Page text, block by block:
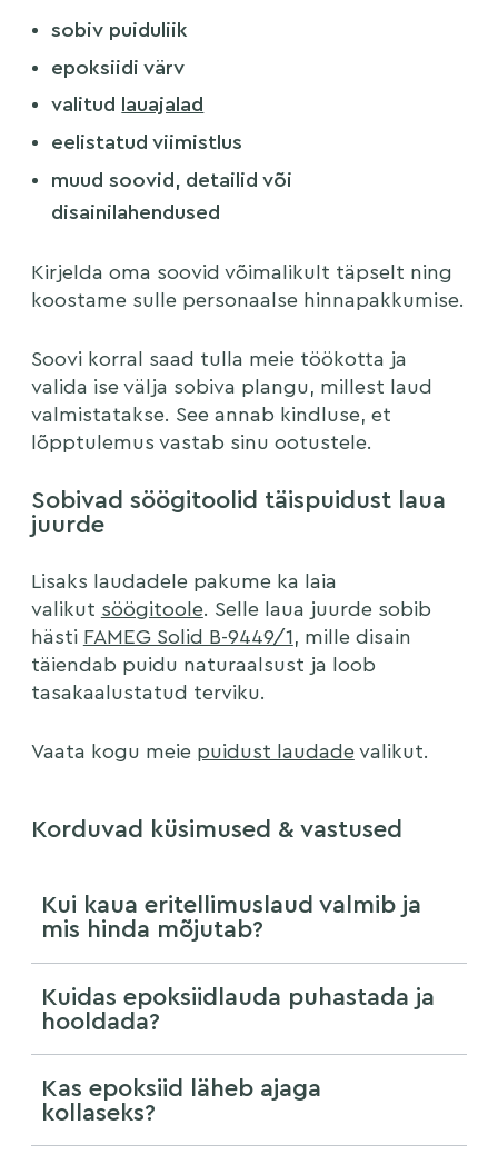
sobiv puiduliik
epoksiidi värv
valitud
lauajalad
eelistatud viimistlus
muud soovid, detailid või
disainilahendused
Kirjelda oma soovid võimalikult täpselt ning
koostame sulle personaalse hinnapakkumise.
Soovi korral saad tulla meie töökotta ja
valida ise välja sobiva plangu, millest laud
valmistatakse. See annab kindluse, et
lõpptulemus vastab sinu ootustele.
Sobivad söögitoolid täispuidust laua
juurde
Lisaks laudadele pakume ka laia
valikut söögitoole. Selle laua juurde sobib
hästi FAMEG Solid B-9449/1, mille disain
täiendab puidu naturaalsust ja loob
tasakaalustatud terviku.
Vaata kogu meie puidust laudade valikut.
Korduvad küsimused & vastused
Kui kaua eritellimuslaud valmib ja
mis hinda mõjutab?
Kuidas epoksiidlauda puhastada ja
hooldada?
Kas epoksiid läheb ajaga
kollaseks?